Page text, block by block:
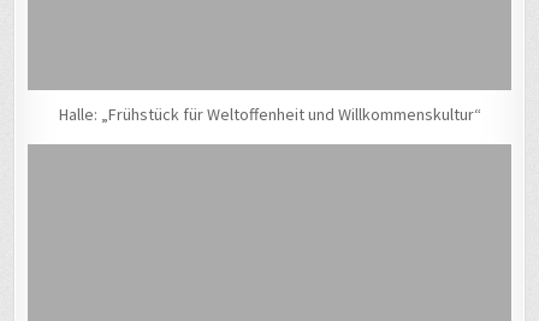
Halle: „Frühstück für Weltoffenheit und Willkommenskultur“